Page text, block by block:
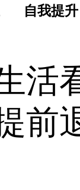
自我提升
活
前